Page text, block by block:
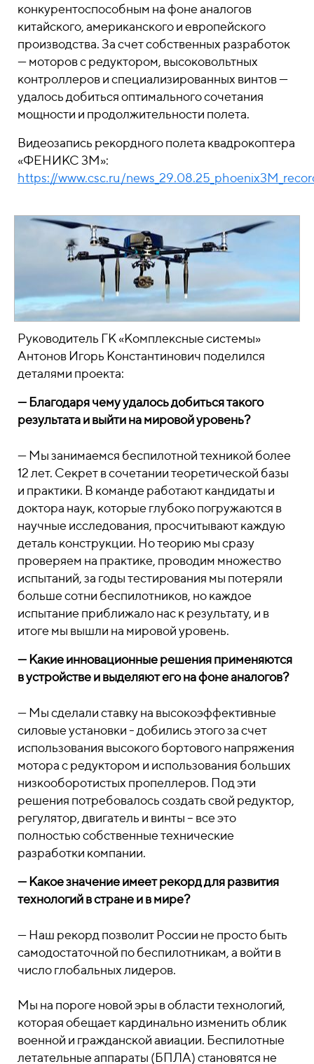
конкурентоспособным на фоне аналогов
китайского, американского и европейского
производства. За счет собственных разработок
— моторов с редуктором, высоковольтных
контроллеров и специализированных винтов —
удалось добиться оптимального сочетания
мощности и продолжительности полета.
Видеозапись рекордного полета квадрокоптера
«ФЕНИКС 3М»:
https://www.csc.ru/
Руководитель ГК «Комплексные системы»
Антонов Игорь Константинович поделился
деталями проекта:
— Благодаря чему удалось добиться такого
результата и выйти на мировой уровень?
— Мы занимаемся беспилотной техникой более
12 лет. Секрет в сочетании теоретической базы
и практики. В команде работают кандидаты и
доктора наук, которые глубоко погружаются в
научные исследования, просчитывают каждую
деталь конструкции. Но теорию мы сразу
проверяем на практике, проводим множество
испытаний, за годы тестирования мы потеряли
больше сотни беспилотников, но каждое
испытание приближало нас к результату, и в
итоге мы вышли на мировой уровень.
— Какие инновационные решения применяются
в устройстве и выделяют его на фоне аналогов?
— Мы сделали ставку на высокоэффективные
силовые установки - добились этого за счет
использования высокого бортового напряжения
мотора с редуктором и использования больших
низкооборотистых пропеллеров. Под эти
решения потребовалось создать свой редуктор,
регулятор, двигатель и винты – все это
полностью собственные технические
разработки компании.
— Какое значение имеет рекорд для развития
технологий в стране и в мире?
— Наш рекорд позволит России не просто быть
самодостаточной по беспилотникам, а войти в
число глобальных лидеров.
Мы на пороге новой эры в области технологий,
которая обещает кардинально изменить облик
военной и гражданской авиации. Беспилотные
летательные аппараты (БПЛА) становятся не